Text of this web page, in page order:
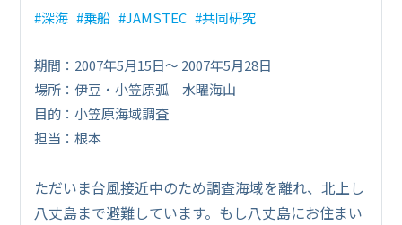
深海 乗船 JAMSTEC 共同研究
期間：2007年5月15日〜 2007年5月28日
場所：伊豆・小笠原弧 水曜海山
目的：小笠原海域調査
担当：根本
ただいま台風接近中のため調査海域を離れ、北上し
八丈島まで避難しています。もし八丈島にお住まい